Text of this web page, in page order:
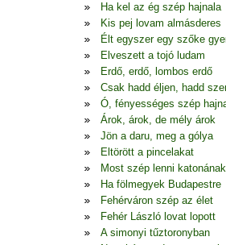
Ha kel az ég szép hajnala
Kis pej lovam almásderes
Élt egyszer egy szőke
Elveszett a tojó ludam
Erdő, erdő, lombos erdő
Csak hadd éljen, hadd
Ó, fényességes szép
Árok, árok, de mély árok
Jön a daru, meg a gólya
Eltörött a pincelakat
Most szép lenni katonának
Ha fölmegyek Budapestre
Fehérváron szép az élet
Fehér László lovat lopott
A simonyi tűztoronyban